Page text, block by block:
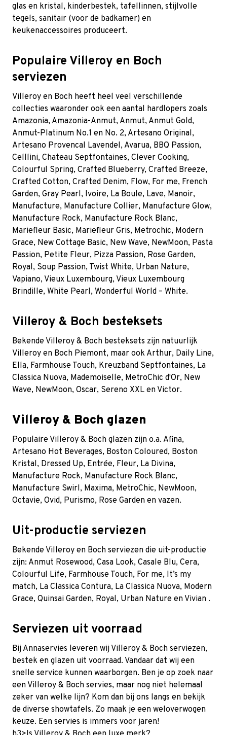
glas en kristal, kinderbestek, tafellinnen, stijlvolle
tegels, sanitair (voor de badkamer) en
keukenaccessoires produceert.
Populaire Villeroy en Boch
serviezen
Villeroy en Boch heeft heel veel verschillende
collecties waaronder ook een aantal hardlopers zoals
Amazonia, Amazonia-Anmut, Anmut, Anmut Gold,
Anmut-Platinum No.1 en No. 2, Artesano Original,
Artesano Provencal Lavendel, Avarua, BBQ Passion,
Celllini, Chateau Septfontaines, Clever Cooking,
Colourful Spring, Crafted Blueberry, Crafted Breeze,
Crafted Cotton, Crafted Denim, Flow, For me, French
Garden, Gray Pearl, Ivoire, La Boule, Lave, Manoir,
Manufacture, Manufacture Collier, Manufacture Glow,
Manufacture Rock, Manufacture Rock Blanc,
Mariefleur Basic, Mariefleur Gris, Metrochic, Modern
Grace, New Cottage Basic, New Wave, NewMoon, Pasta
Passion, Petite Fleur, Pizza Passion, Rose Garden,
Royal, Soup Passion, Twist White, Urban Nature,
Vapiano, Vieux Luxembourg, Vieux Luxembourg
Brindille, White Pearl, Wonderful World – White.
Villeroy & Boch besteksets
Bekende Villeroy & Boch besteksets zijn natuurlijk
Villeroy en Boch Piemont, maar ook Arthur, Daily Line,
Ella, Farmhouse Touch, Kreuzband Septfontaines, La
Classica Nuova, Mademoiselle, MetroChic d'Or, New
Wave, NewMoon, Oscar, Sereno XXL en Victor.
Villeroy & Boch glazen
Populaire Villeroy & Boch glazen zijn o.a. Afina,
Artesano Hot Beverages, Boston Coloured, Boston
Kristal, Dressed Up, Entrée, Fleur, La Divina,
Manufacture Rock, Manufacture Rock Blanc,
Manufacture Swirl, Maxima, MetroChic, NewMoon,
Octavie, Ovid, Purismo, Rose Garden en vazen.
Uit-productie serviezen
Bekende Villeroy en Boch serviezen die uit-productie
zijn: Anmut Rosewood, Casa Look, Casale Blu, Cera,
Colourful Life, Farmhouse Touch, For me, It’s my
match, La Classica Contura, La Classica Nuova, Modern
Grace, Quinsai Garden, Royal, Urban Nature en Vivian .
Serviezen uit voorraad
Bij Annaservies leveren wij Villeroy & Boch serviezen,
bestek en glazen uit voorraad. Vandaar dat wij een
snelle service kunnen waarborgen. Ben je op zoek naar
een Villeroy & Boch servies, maar nog niet helemaal
zeker van welke lijn? Kom dan bij ons langs en bekijk
de diverse showtafels. Zo maak je een weloverwogen
keuze. Een servies is immers voor jaren!